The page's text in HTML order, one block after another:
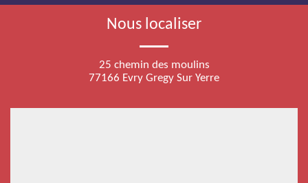
Nous localiser
25 chemin des moulins
77166 Evry Gregy Sur Yerre